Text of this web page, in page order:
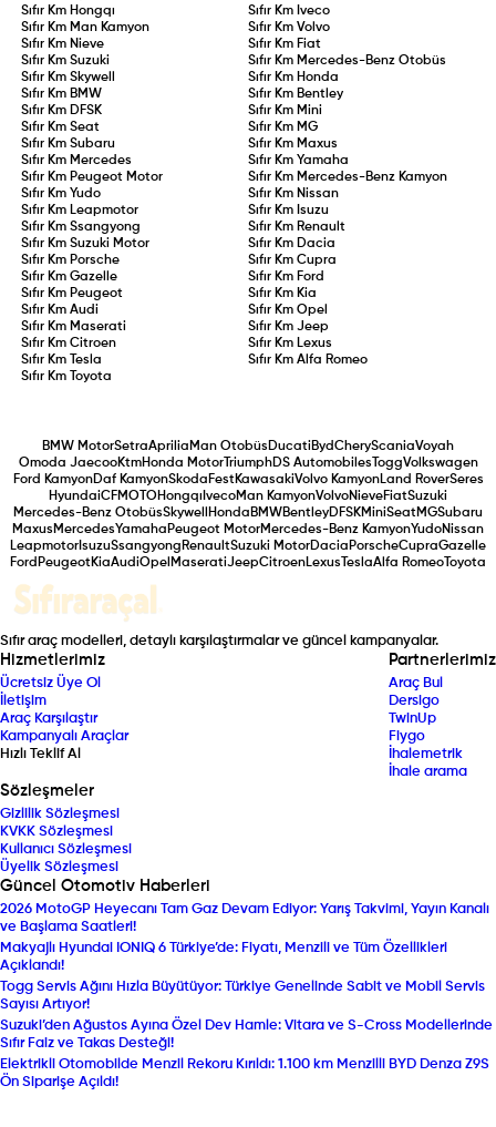
Sıfır Km Hongqı Sıfır Km Iveco
Sıfır Km Man Kamyon Sıfır Km Volvo
Sıfır Km Nieve Sıfır Km Fiat
Sıfır KmSuzuki Sıfır Km Mercedes-Benz Otobüs
Sıfır KmSkywell Sıfır Km Honda
Sıfır Km BMW Sıfır Km Bentley
Sıfır Km DFSK Sıfır Km Mini
Sıfır KmSeat Sıfır Km MG
Sıfır KmSubaru Sıfır Km Maxus
Sıfır Km Mercedes Sıfır Km Yamaha
Sıfır Km Peugeot Motor Sıfır Km Mercedes-Benz Kamyon
Sıfır KmYudo Sıfır Km Nissan
Sıfır Km Leapmotor Sıfır Km Isuzu
Sıfır KmSsangyong Sıfır Km Renault
Sıfır KmSuzuki Motor Sıfır Km Dacia
Sıfır Km Porsche Sıfır Km Cupra
Sıfır KmGazelle Sıfır Km Ford
Sıfır Km Peugeot Sıfır Km Kia
Sıfır KmAudi Sıfır Km Opel
Sıfır Km Maserati Sıfır Km Jeep
Sıfır KmCitroen Sıfır Km Lexus
Sıfır Km
Tesla Sıfır Km Alfa Romeo
Sıfır Km
Toyota
BMW MotorSetraAprilia Man Otobüs Ducati BydCheryScaniaVoyah
Omoda JaecooKtmHonda MotorTriumphDS Automobiles ToggVolkswagen
Ford KamyonDaf KamyonSkoda FestKawasakiVolvo KamyonLand RoverSeres
HyundaiCFMOTOHongqı IvecoMan KamyonVolvoNieveFiatSuzuki
Mercedes-Benz OtobüsSkywell Honda BMWBentleyDFSKMiniSeatMGSubaru
Maxus MercedesYamaha Peugeot MotorMercedes-Benz KamyonYudoNissan
Leapmotor IsuzuSsangyong RenaultSuzuki MotorDacia PorscheCupraGazelle
Ford PeugeotKiaAudiOpel MaseratiJeepCitroenLexus TeslaAlfa Romeo Toyota
Sıfır araç modelleri, detaylı karşılaştırmalar ve güncel kampanyalar.
Hizmetlerimiz
Ücretsiz Üye Ol
İletişim
Araç Karşılaştır
Kampanyalı Araçlar
Hızlı Teklif Al
Partnerlerimiz
Araç Bul
Dersigo
TwinUp
Fiygo
İhalemetrik
İhale arama
Sözleşmeler
Gizlilik Sözleşmesi
KVKK Sözleşmesi
Kullanıcı Sözleşmesi
Üyelik Sözleşmesi
Güncel Otomotiv Haberleri
2026 MotoGP Heyecanı Tam Gaz Devam Ediyor: Yarış Takvimi, Yayın Kanalı
ve Başlama Saatleri!
Makyajlı Hyundai IONIQ 6 Türkiye’de: Fiyatı, Menzili ve Tüm Özellikleri
Açıklandı!
Togg Servis Ağını Hızla Büyütüyor: Türkiye Genelinde Sabit ve Mobil Servis
Sayısı Artıyor!
Suzuki’den Ağustos Ayına Özel Dev Hamle: Vitara ve S-Cross Modellerinde
Sıfır Faiz ve Takas Desteği!
Elektrikli Otomobilde Menzil Rekoru Kırıldı: 1.100 km Menzilli BYD Denza Z9S
Ön Siparişe Açıldı!